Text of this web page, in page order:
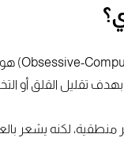
تقليل القلق أو
لكنه يشعر